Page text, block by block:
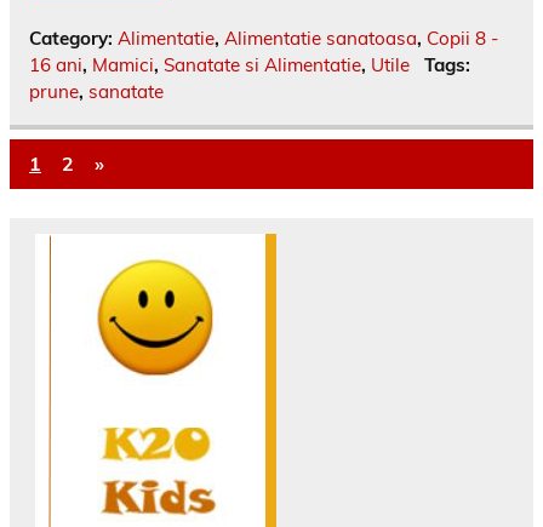
Category: Alimentatie, Alimentatie sanatoasa, Copii 8 -
16 ani, Mamici, Sanatate si Alimentatie, Utile
Tags:
prune, sanatate
1 2 »